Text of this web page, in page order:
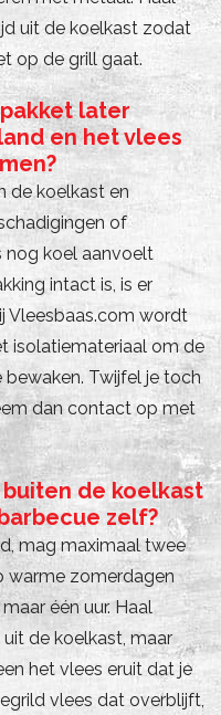
uit de koelkast zodat
op de grill gaat.
later
en het vlees
de koelkast en
of
nog koel aanvoelt
intact is, is er
Vleesbaas.com wordt
isolatiemateriaal om de
Twijfel je toch
dan contact op met
de koelkast
zelf?
mag maximaal twee
warme zomerdagen
één uur. Haal
de koelkast, maar
het vlees eruit dat je
vlees dat overblijft,